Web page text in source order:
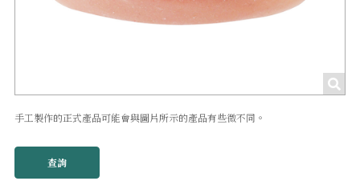
手工製作的正式產品可能會與圖片所示的產品有些微不同。
查詢